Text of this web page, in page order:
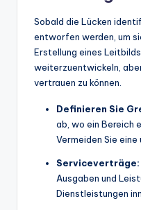
Sobald die Lücken
entworfen werden, um
Erstellung eines
weiterzuentwickeln,
vertrauen zu können.
Definieren Sie
ab, wo ein Bereich
Vermeiden Sie eine
Serviceverträge:
Ausgaben und
Dienstleistungen